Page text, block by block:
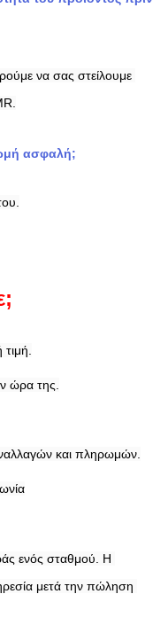
να σας στείλουμε
ασφαλή;
ώρα της.
και πληρωμών.
ενός σταθμού. Η
μετά την πώληση